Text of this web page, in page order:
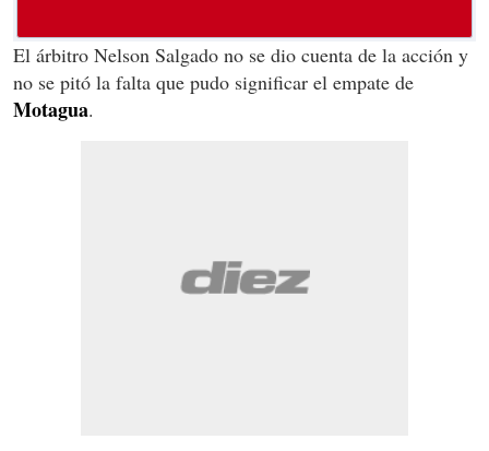
El árbitro Nelson Salgado no se dio cuenta de la acción y
no se pitó la falta que pudo significar el empate de
Motagua.